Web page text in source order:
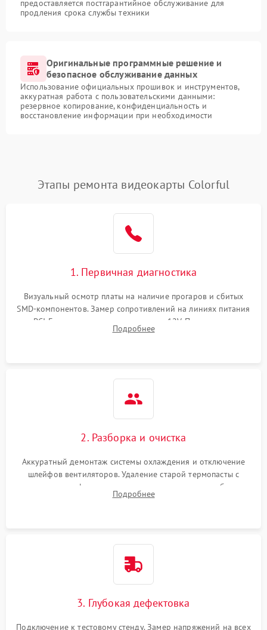
предоставляется постгарантийное обслуживание для
продления срока службы техники
Оригинальные программные решение и
безопасное обслуживание данных
Использование официальных прошивок и инструментов,
аккуратная работа с пользовательскими данными:
резервное копирование, конфиденциальность и
восстановление информации при необходимости
Этапы ремонта видеокарты Colorful
1. Первичная диагностика
Визуальный осмотр платы на наличие прогаров и сбитых
SMD-компонентов. Замер сопротивлений на линиях питания
PCI-E и дополнительных разъемах 12V. Проверка на
короткое замыкание основных дросселей питания GPU и
Подробнее
2. Разборка и очистка
Аккуратный демонтаж системы охлаждения и отключение
шлейфов вентиляторов. Удаление старой термопасты с
кристалла графического чипа и термопрокладок с банок
памяти и зоны VRM. Очистка платы от пыли и окислов.
Подробнее
3. Глубокая дефектовка
Подключение к тестовому стенду. Замер напряжений на всех